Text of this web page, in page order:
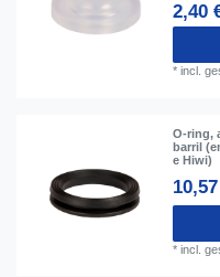
2,40
*incl.
O-ring,
barril
e Hiwi)
*incl.